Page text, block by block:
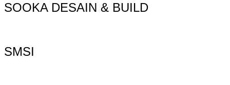
SOOKA DESAIN & BUILD
SMSI